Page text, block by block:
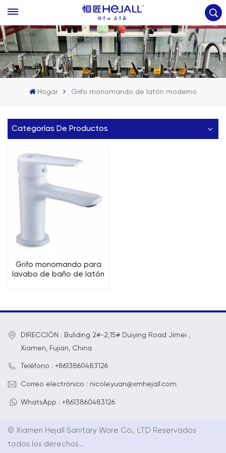
Hogar Grifo monomando de latón moderno
Categorías De Productos
Grifo monomando para
lavabo de baño de latón
DIRECCIÓN : Buliding 2#-2,15# Duiying Road Jimei ,
Xiamen, Fujian, China
Teléfono : +8613860483126
Correo electrónico : nicole.yuan@xmhejall.com
WhatsApp : +8613860483126
© Xiamen Hejall Sanitary Ware Co., LTD Reservados
todos los derechos .